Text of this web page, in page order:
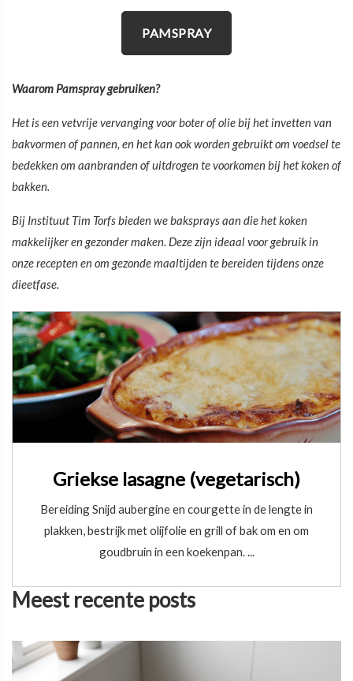
PAMSPRAY
Waarom Pamspray gebruiken?
Het is een vetvrije vervanging voor boter of olie bij het invetten van
bakvormen of pannen, en het kan ook worden gebruikt om voedsel te
bedekken om aanbranden of uitdrogen te voorkomen bij het koken of
bakken.
Bij Instituut Tim Torfs bieden we baksprays aan die het koken
makkelijker en gezonder maken. Deze zijn ideaal voor gebruik in
onze recepten en om gezonde maaltijden te bereiden tijdens onze
dieetfase.
Griekse lasagne (vegetarisch)
Bereiding Snijd aubergine en courgette in de lengte in
plakken, bestrijk met olijfolie en grill of bak om en om
goudbruin in een koekenpan. ...
Meest recente posts